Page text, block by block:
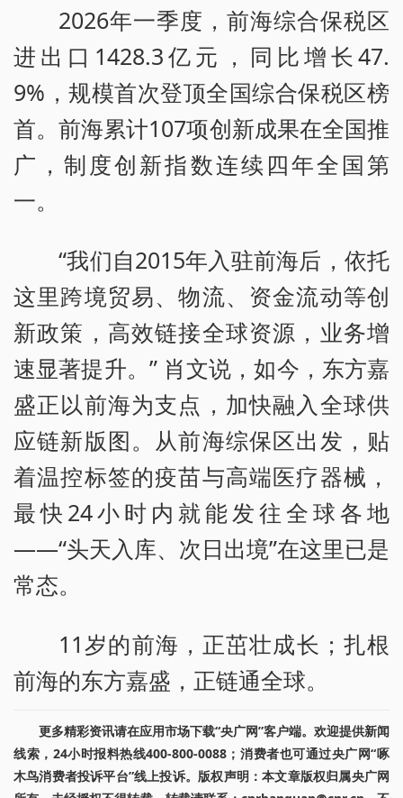
2026年一季度，前海综合保税区
进出口1428.3亿元，同比增长47.
9%，规模首次登顶全国综合保税区榜
首。前海累计107项创新成果在全国推
广，制度创新指数连续四年全国第
一。
“我们自2015年入驻前海后，依托
这里跨境贸易、物流、资金流动等创
新政策，高效链接全球资源，业务增
速显著提升。” 肖文说，如今，东方嘉
盛正以前海为支点，加快融入全球供
应链新版图。从前海综保区出发，贴
着温控标签的疫苗与高端医疗器械，
最快24小时内就能发往全球各地
——“头天入库、次日出境”在这里已是
常态。
11岁的前海，正茁壮成长；扎根
前海的东方嘉盛，正链通全球。
更多精彩资讯请在应用市场下载“央广网”客户端。欢迎提供新闻
线索，24小时报料热线400-800-0088；消费者也可通过央广网“啄
木鸟消费者投诉平台”线上投诉。版权声明：本文章版权归属央广网